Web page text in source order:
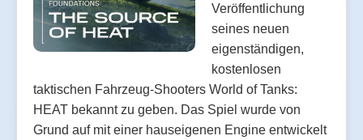
Veröffentlichung
seines neuen
eigenständigen,
kostenlosen
taktischen Fahrzeug-Shooters World of Tanks:
HEAT bekannt zu geben. Das Spiel wurde von
Grund auf mit einer hauseigenen Engine entwickelt